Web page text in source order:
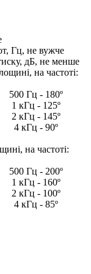
Гц, не вужче
дБ, не менше
на частоті:
500 Гц - 180º
1 кГц - 125º
2 кГц - 145º
4 кГц - 90º
на частоті:
500 Гц - 200º
1 кГц - 160º
2 кГц - 100º
4 кГц - 85º